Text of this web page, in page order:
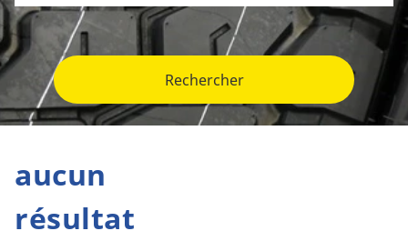
Rechercher
aucun
résultat